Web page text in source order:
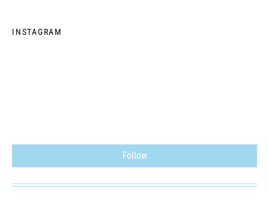
INSTAGRAM
Follow